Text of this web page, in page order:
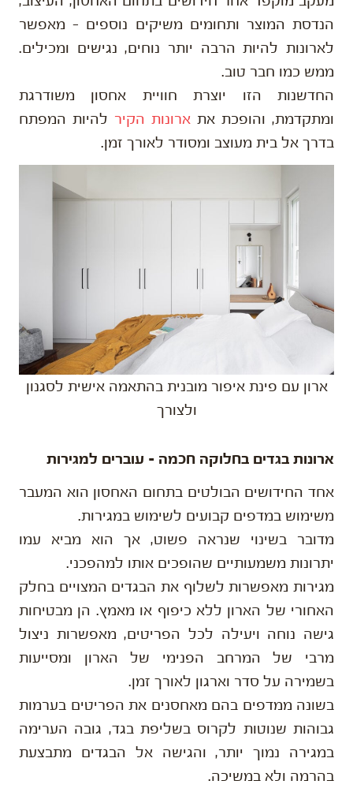
הנדסת המוצר ותחומים משיקים נוספים – מאפשר
לארונות להיות הרבה יותר נוחים, נגישים ומכילים.
ממש כמו חבר טוב.
החדשנות הזו יוצרת חוויית אחסון משודרגת
ומתקדמת, והופכת את ארונות הקיר להיות המפתח
בדרך אל בית מעוצב ומסודר לאורך זמן.
ארון עם פינת איפור מובנית בהתאמה אישית לסגנון
ולצורך
ארונות בגדים בחלוקה חכמה – עוברים למגירות
אחד החידושים הבולטים בתחום האחסון הוא המעבר
משימוש במדפים קבועים לשימוש במגירות.
מדובר בשינוי שנראה פשוט, אך הוא מביא עמו
יתרונות משמעותיים שהופכים אותו למהפכני.
מגירות מאפשרות לשלוף את הבגדים המצויים בחלק
האחורי של הארון ללא כיפוף או מאמץ. הן מבטיחות
גישה נוחה ויעילה לכל הפריטים, מאפשרות ניצול
מרבי של המרחב הפנימי של הארון ומסייעות
בשמירה על סדר וארגון לאורך זמן.
בשונה ממדפים בהם מאחסנים את הפריטים בערמות
גבוהות שנוטות לקרוס בשליפת בגד, גובה הערימה
במגירה נמוך יותר, והגישה אל הבגדים מתבצעת
בהרמה ולא במשיכה.